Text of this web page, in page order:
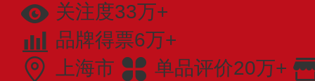
关注度33万+
品牌得票6万+
上海市
单品评价20万+